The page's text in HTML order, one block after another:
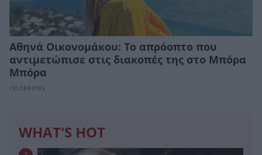
Αθηνά Οικονομάκου: Το απρόοπτο που
αντιμετώπισε στις διακοπές της στο Μπόρα
Μπόρα
CELEBRITIES
WHAT'S HOT